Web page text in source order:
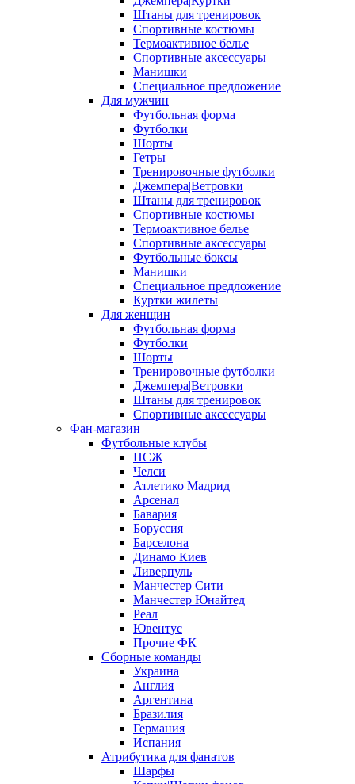
Штаны для тренировок
Спортивные костюмы
Термоактивное белье
Спортивные аксессуары
Манишки
Специальное предложение
Для мужчин
Футбольная форма
Футболки
Шорты
Гетры
Тренировочные футболки
Джемпера|Ветровки
Штаны для тренировок
Спортивные костюмы
Термоактивное белье
Спортивные аксессуары
Футбольные боксы
Манишки
Специальное предложение
Куртки жилеты
Для женщин
Футбольная форма
Футболки
Шорты
Тренировочные футболки
Джемпера|Ветровки
Штаны для тренировок
Спортивные аксессуары
Фан-магазин
Футбольные клубы
ПСЖ
Челси
Атлетико Мадрид
Арсенал
Бавария
Боруссия
Барселона
Динамо Киев
Ливерпуль
Манчестер Сити
Манчестер Юнайтед
Реал
Ювентус
Прочие ФК
Сборные команды
Украина
Англия
Аргентина
Бразилия
Германия
Испания
Атрибутика для фанатов
Шарфы